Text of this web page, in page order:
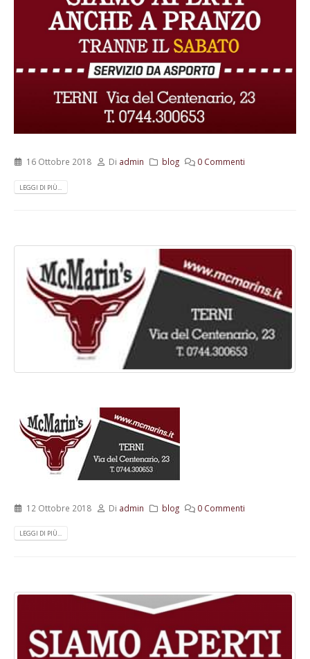
16 Ottobre 2018 Di admin blog 0 Commenti
LEGGI DI PIÙ...
12 Ottobre 2018 Di admin blog 0 Commenti
LEGGI DI PIÙ...